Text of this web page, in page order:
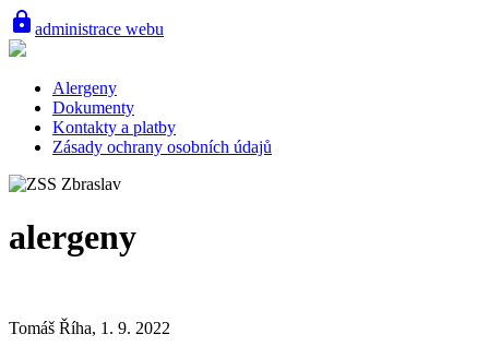
lock administrace webu
Alergeny
Dokumenty
Kontakty a platby
Zásady ochrany osobních údajů
alergeny
Tomáš Říha, 1. 9. 2022